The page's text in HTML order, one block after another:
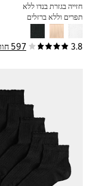
3.8 597 חוות דעת
חזייה בגזרת בנדו ללא
תפרים וללא ברזלים